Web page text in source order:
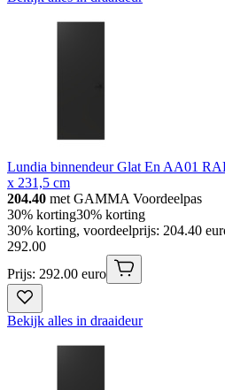
Lundia binnendeur Glat En AA01
x 231,5 cm
204.40 met GAMMA Voordeelpas
30% korting30% korting
30% korting, voordeelprijs: 204.40
292.00
Prijs: 292.00 euro
Bekijk alles in draaideur